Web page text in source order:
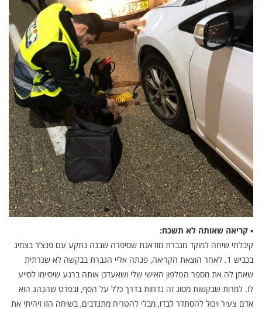
▪ קריאה שאותה לא תשכח:
קיבלתי שיחה למוקד מגברת מודאגת שסיפרה שבנה נתקע עם פנצ’ר בצמיג
בכביש 1. לאחר הוצאת הקריאה, פנתה אליי הגברת בבקשה לא שגרתית
שאתן לה את מספר הטלפון האישי שלי ושאעדכן אותה ברגע שיסיימו לסייע
לו. למרות שבקשות מסוג זה נדחות בדרך כלל על הסף, ובפרט שהנהג הוא
אדם צעיר ויכול להסתדר לבדו, מבלי להטריח מתנדבים, בשיחה הזו זיהיתי את